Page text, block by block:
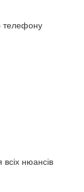
телефону
нюансів